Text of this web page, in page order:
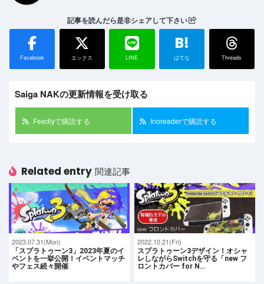
記事を読んだら是非シェアして下さい
Facebook エックス LINE
B!
はてな Threads
Saiga NAKの更新情報を受け取る
Feedlyで購読する Inoreaderで購読する
Related entry 関連記事
2023.07.31(Mon)
「スプラトゥーン3」2023年夏のイ
ベントを一挙公開！イベントマッチ
やフェス続々開催
2022.10.21(Fri)
スプラトゥーン3デザイン！オシャ
レしながらSwitchを守る「new フ
ロントカバー for N…